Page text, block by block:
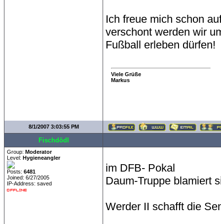
Ich freue mich schon
verschont werden wir
Fußball erleben dürfen!
Viele Grüße
Markus
8/1/2007 3:03:55 PM
Fischdödl
Group: Moderator
Level: Hygieneangler
Posts: 6481
Joined: 6/27/2005
IP-Address: saved
im DFB- Pokal
Daum-Truppe blamiert
Werder II schafft die